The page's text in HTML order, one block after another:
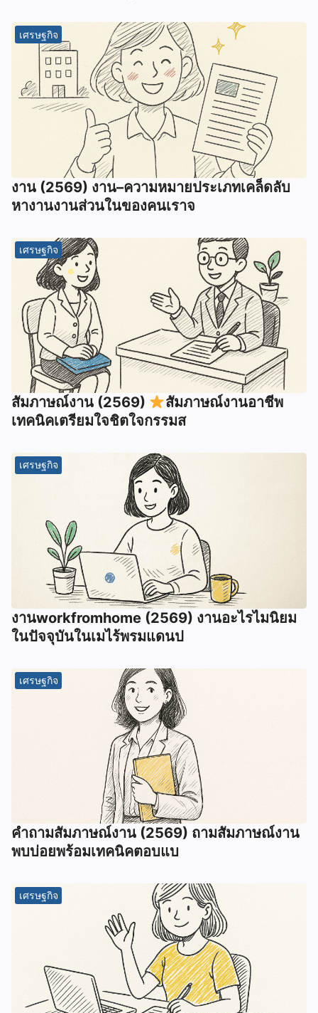
เศรษฐกิจ
งาน (2569) งาน–ความหมายประเภทเคล็ดลับ
หางานงานส่วนในของคนเราจ
เศรษฐกิจ
สัมภาษณ์งาน (2569)
สัมภาษณ์งานอาชีพ
เทคนิคเตรียมใจชิตใจกรรมส
เศรษฐกิจ
งานworkfromhome (2569) งานอะไรไมนิยม
ในปัจจุบันในเมไร้พรมแดนป
เศรษฐกิจ
คำถามสัมภาษณ์งาน (2569) ถามสัมภาษณ์งาน
พบบ่อยพร้อมเทคนิคตอบแบ
เศรษฐกิจ